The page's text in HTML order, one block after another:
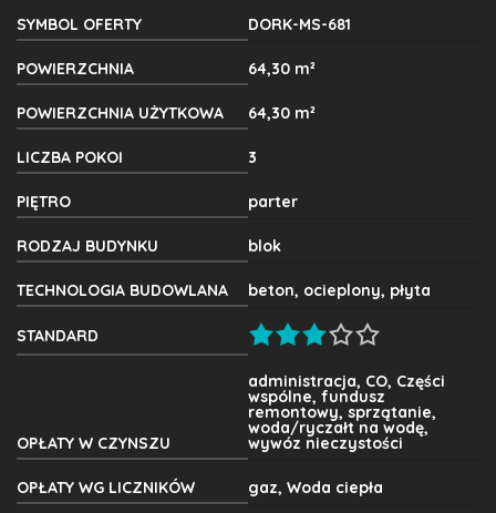
SYMBOL OFERTY DORK-MS-681
POWIERZCHNIA 64,30 m²
POWIERZCHNIA UŻYTKOWA 64,30 m²
LICZBA POKOI 3
PIĘTRO parter
RODZAJ BUDYNKU blok
TECHNOLOGIA BUDOWLANA beton, ocieplony, płyta
STANDARD
OPŁATY W CZYNSZU
administracja, CO, Części
wspólne, fundusz
remontowy, sprzątanie,
woda/ryczałt na wodę,
wywóz nieczystości
OPŁATY WG LICZNIKÓW gaz, Woda ciepła